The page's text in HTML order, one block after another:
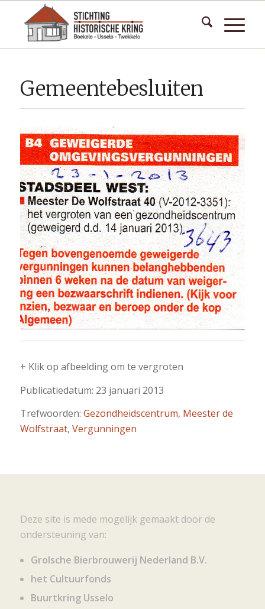
Gemeentebesluiten
+ Klik op afbeelding om te vergroten
Publicatiedatum: 23 januari 2013
Trefwoorden: Gezondheidscentrum, Meester de
Wolfstraat, Vergunningen
Deze site is mede mogelijk gemaakt door de
ondersteuning van:
Grolsche Bierbrouwerij Nederland B.V.
het Cultuurfonds
Buurtkring Usselo